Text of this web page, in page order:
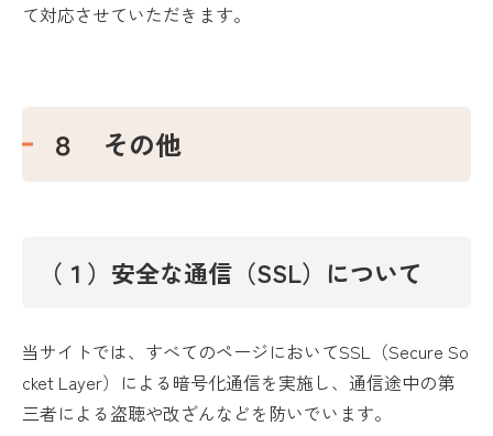
て対応させていただきます。
８ その他
（１）安全な通信（SSL）について
当サイトでは、すべてのページにおいてSSL（Secure So
cket Layer）による暗号化通信を実施し、通信途中の第
三者による盗聴や改ざんなどを防いでいます。